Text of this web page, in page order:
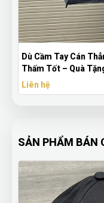
SỔ LÒ XÒ BÌA
Liên hệ
SẢN PHẨM BÁN